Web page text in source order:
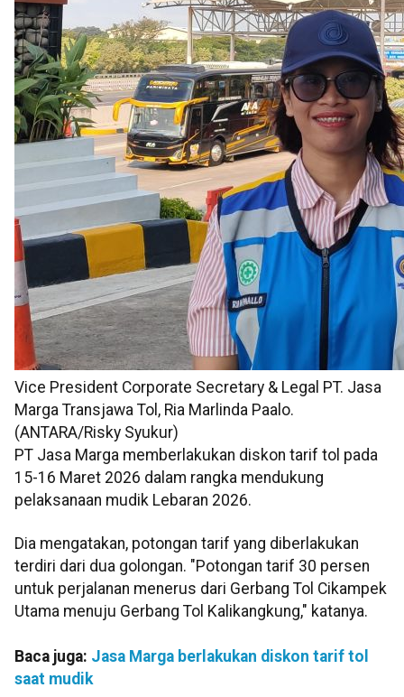
Vice President Corporate Secretary & Legal PT. Jasa
Marga Transjawa Tol, Ria Marlinda Paalo.
(ANTARA/Risky Syukur)
PT Jasa Marga memberlakukan diskon tarif tol pada
15-16 Maret 2026 dalam rangka mendukung
pelaksanaan mudik Lebaran 2026.
Dia mengatakan, potongan tarif yang diberlakukan
terdiri dari dua golongan. "Potongan tarif 30 persen
untuk perjalanan menerus dari Gerbang Tol Cikampek
Utama menuju Gerbang Tol Kalikangkung," katanya.
Baca juga: Jasa Marga berlakukan diskon tarif tol
saat mudik